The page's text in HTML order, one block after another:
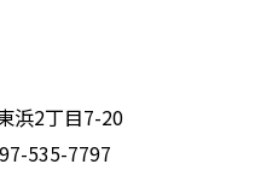
浜2丁目7-20
535-7797